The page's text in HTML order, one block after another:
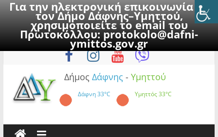
Για την ηλεκτρονική επικοινωνία με
τον Δήμο Δάφνης–Υμηττού,
χρησιμοποιείτε το email του
Πρωτοκόλλου:protokolo@dafni-
ymittos.gov.gr
to
Σάββατο, 8 Αυγούστου 2026
Δήμος Δάφνης - Υμηττού
Δάφνη33°C Υμηττός33°C